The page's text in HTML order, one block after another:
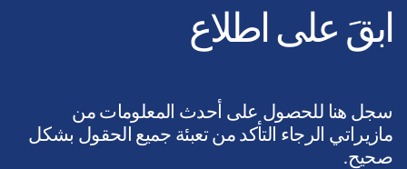
ابقَ على اطلاع
سجل هنا للحصول على أحدث المعلومات من
مازيراتي الرجاء التأكد من تعبئة جميع الحقول بشكل
صحيح.